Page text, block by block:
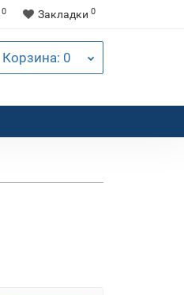
0 Закладки 0
Корзина: 0